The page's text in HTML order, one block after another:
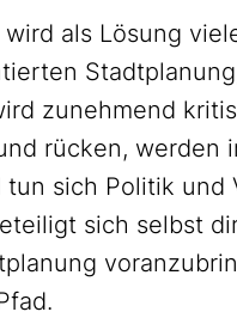
als Lösung
zunehmend
rücken, werden
sich Politik
sich selbst